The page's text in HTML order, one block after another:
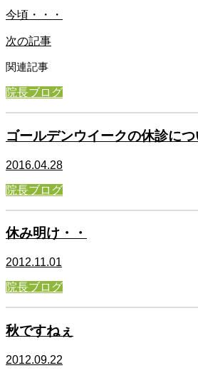
今頃・・・
次の記事
関連記事
院長ブログ
ゴールデンウイークの休診につ
2016.04.28
院長ブログ
休み明け・・
2012.11.01
院長ブログ
秋ですねぇ
2012.09.22